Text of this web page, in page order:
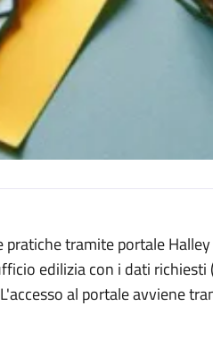
pratiche tramite portale
edilizia con i dati
al portale avviene